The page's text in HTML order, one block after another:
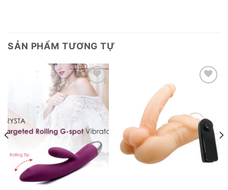
SẢN PHẨM TƯƠNG TỰ
Add to
wishlist
wishlist